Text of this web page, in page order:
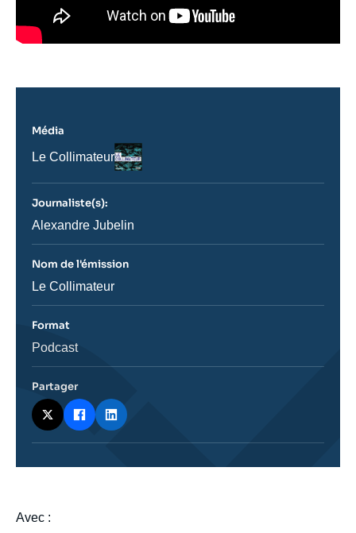
body
Avec :
Média
Nom
journal,
ou
émission
Le Collimateur
Logo
Journaliste(s):
Journaliste
Alexandre Jubelin
Nom de l'émission
Nom
Le Collimateur
Format
Catégorie
Podcast
Partager